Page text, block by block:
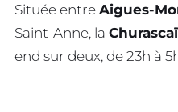
Située entre Aigues-
Saint-Anne, la
end sur deux, de 23h à